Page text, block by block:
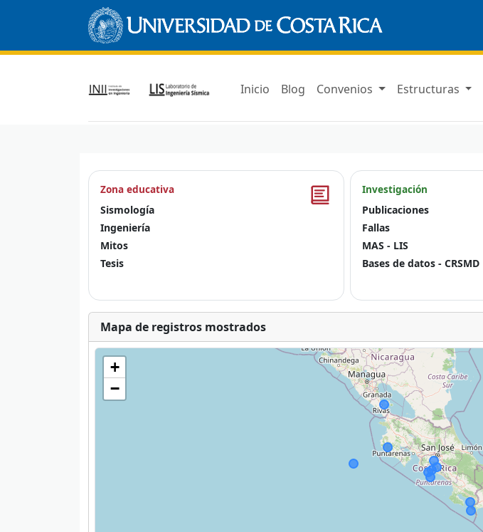
Inicio Blog Convenios Estructuras
Zona educativa
Sismología
Ingeniería
Mitos
Tesis
Investigación
Publicaciones
Fallas
MAS - LIS
Bases de datos - CRSMD
Mapa de registros mostrados
+
−